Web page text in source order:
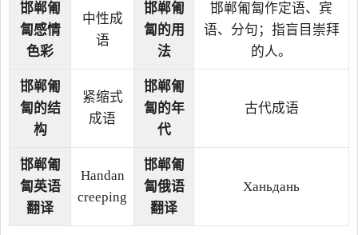
邯郸匍
匐感情
色彩
中性成
语
邯郸匍
匐的用
法
邯郸匍匐作定语、宾
语、分句；指盲目崇拜
的人。
邯郸匍
匐的结
构
紧缩式
成语
邯郸匍
匐的年
代
古代成语
邯郸匍
匐英语
翻译
Handan
creeping
邯郸匍
匐俄语
翻译
Ханьдань